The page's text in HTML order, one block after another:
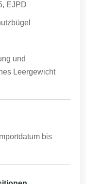
EJPD
und
Leergewicht
bis